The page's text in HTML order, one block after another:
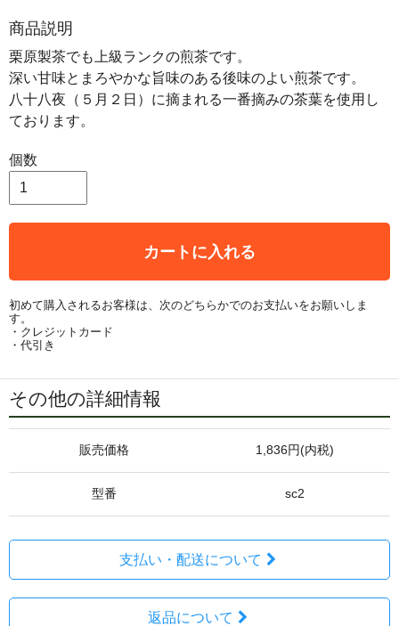
商品説明
栗原製茶でも上級ランクの煎茶です。
深い甘味とまろやかな旨味のある後味のよい煎茶です。
八十八夜（５月２日）に摘まれる一番摘みの茶葉を使用し
ております。
個数
カートに入れる
初めて購入されるお客様は、次のどちらかでのお支払いをお願いしま
す。
・クレジットカード
・代引き
その他の詳細情報
販売価格 1,836円(内税)
型番 sc2
支払い・配送について
返品について